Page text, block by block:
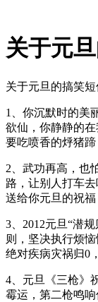
关于元
关于元旦的搞笑短
1、你沉默时的美
欲仙，你静静的
要吃喷香的烀猪蹄
2、武功再高，也
路，让别人打车
送给你元旦的祝福
3、2012元旦“潜
则，坚决执行烦
绝对疾病灾祸归0
4、元旦《三枪》
霉运，第二枪鸣